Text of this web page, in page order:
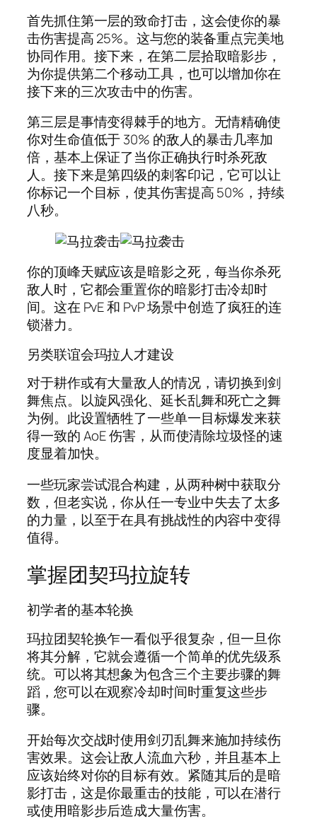
首先抓住第一层的致命打击，这会使你的暴
击伤害提高 25%。这与您的装备重点完美地
协同作用。接下来，在第二层拾取暗影步，
为你提供第二个移动工具，也可以增加你在
接下来的三次攻击中的伤害。
第三层是事情变得棘手的地方。无情精确使
你对生命值低于 30% 的敌人的暴击几率加
倍，基本上保证了当你正确执行时杀死敌
人。接下来是第四级的刺客印记，它可以让
你标记一个目标，使其伤害提高 50%，持续
八秒。
你的顶峰天赋应该是暗影之死，每当你杀死
敌人时，它都会重置你的暗影打击冷却时
间。这在 PvE 和 PvP 场景中创造了疯狂的连
锁潜力。
另类联谊会玛拉人才建设
对于耕作或有大量敌人的情况，请切换到剑
舞焦点。以旋风强化、延长乱舞和死亡之舞
为例。此设置牺牲了一些单一目标爆发来获
得一致的 AoE 伤害，从而使清除垃圾怪的速
度显着加快。
一些玩家尝试混合构建，从两种树中获取分
数，但老实说，你从任一专业中失去了太多
的力量，以至于在具有挑战性的内容中变得
值得。
掌握团契玛拉旋转
初学者的基本轮换
玛拉团契轮换乍一看似乎很复杂，但一旦你
将其分解，它就会遵循一个简单的优先级系
统。可以将其想象为包含三个主要步骤的舞
蹈，您可以在观察冷却时间时重复这些步
骤。
开始每次交战时使用剑刃乱舞来施加持续伤
害效果。这会让敌人流血六秒，并且基本上
应该始终对你的目标有效。紧随其后的是暗
影打击，这是你最重击的技能，可以在潜行
或使用暗影步后造成大量伤害。